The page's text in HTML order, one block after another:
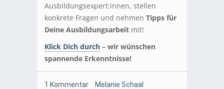
Ausbildungsexpert:innen, stellen
konkrete Fragen und nehmen Tipps für
Deine Ausbildungsarbeit mit!
Klick Dich durch – wir wünschen
spannende Erkenntnisse!
1 Kommentar
Melanie Schaal